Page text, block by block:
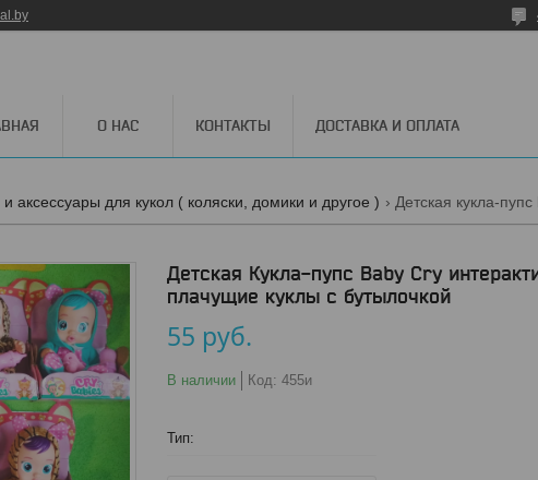
О НАС КОНТАКТЫ ДОСТАВКА И ОПЛАТА
аксессуары для кукол ( коляски, домики и другое )
Детская Кукла-пупс Baby Cry
плачущие куклы с бутылочкой
55 руб.
В наличии Код: 455и
Тип: